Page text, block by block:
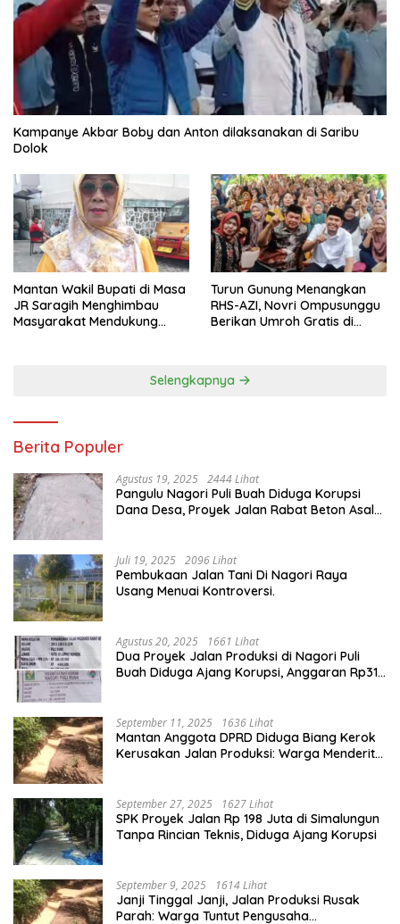
Kampanye Akbar Boby dan Anton dilaksanakan di Saribu
Dolok
Mantan Wakil Bupati di Masa
JR Saragih Menghimbau
Masyarakat Mendukung
Turun Gunung Menangkan
RHS-AZI, Novri Ompusunggu
Berikan Umroh Gratis di
Selengkapnya
Berita Populer
Agustus 19, 2025 2444 Lihat
Pangulu Nagori Puli Buah Diduga Korupsi
Dana Desa, Proyek Jalan Rabat Beton Asal
Juli 19, 2025 2096 Lihat
Pembukaan Jalan Tani Di Nagori Raya
Usang Menuai Kontroversi.
Agustus 20, 2025 1661 Lihat
Dua Proyek Jalan Produksi di Nagori Puli
Buah Diduga Ajang Korupsi, Anggaran Rp314
September 11, 2025 1636 Lihat
Mantan Anggota DPRD Diduga Biang Kerok
Kerusakan Jalan Produksi: Warga Menderita,
September 27, 2025 1627 Lihat
SPK Proyek Jalan Rp 198 Juta di Simalungun
Tanpa Rincian Teknis, Diduga Ajang Korupsi
September 9, 2025 1614 Lihat
Janji Tinggal Janji, Jalan Produksi Rusak
Parah: Warga Tuntut Pengusaha